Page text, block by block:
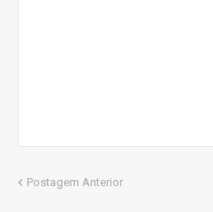
Postagem Anterior